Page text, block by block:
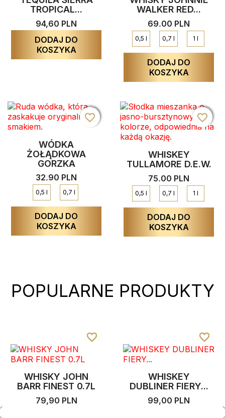
TROPICAL...
94,60 PLN
DODAJ DO
KOSZYKA
WALKER RED...
69,00 PLN
0,5 l 0,7 l 1 l
DODAJ DO
KOSZYKA
WÓDKA
ŻOŁĄDKOWA
GORZKA
32,90 PLN
0,5 l 0,7 l
DODAJ DO
KOSZYKA
favorite_border
favorite_border
favorite_border
WHISKEY
TULLAMORE D.E.W.
75,00 PLN
0,5 l 0,7 l 1 l
DODAJ DO
KOSZYKA
favorite_border
favorite_border
favorite_border
POPULARNE PRODUKTY
WHISKY JOHN
BARR FINEST 0.7L
79,90 PLN
favorite_border
favorite_border
favorite_border
WHISKEY
DUBLINER FIERY...
99,00 PLN
favorite_border
favorite_border
favorite_border